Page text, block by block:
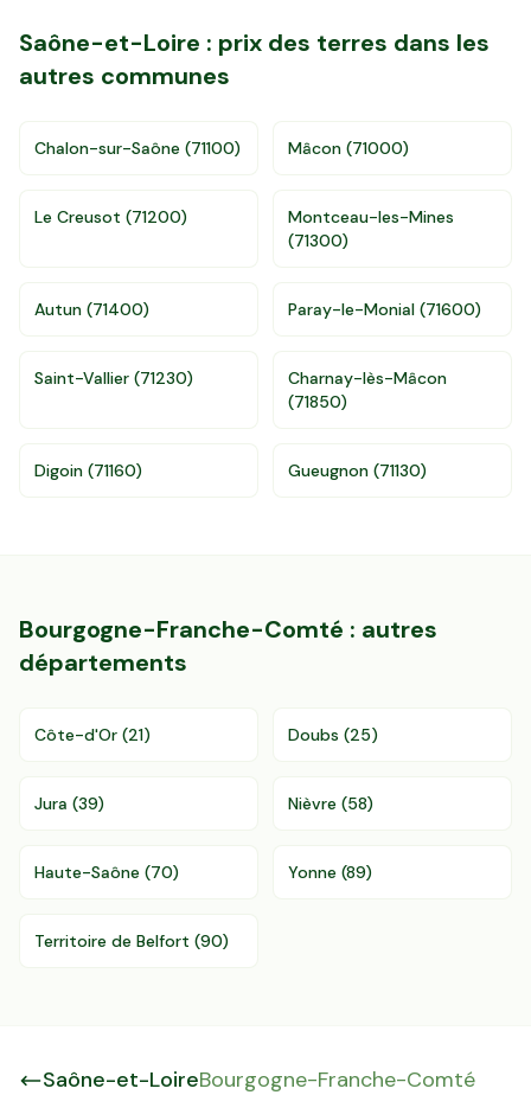
Saône-et-Loire : prix des terres dans les
autres communes
Chalon-sur-Saône (71100) Mâcon (71000)
Le Creusot (71200)
Montceau-les-Mines
(71300)
Autun (71400) Paray-le-Monial (71600)
Saint-Vallier (71230)
Charnay-lès-Mâcon
(71850)
Digoin (71160) Gueugnon (71130)
Bourgogne-Franche-Comté : autres
départements
Côte-d'Or (21) Doubs (25)
Jura (39) Nièvre (58)
Haute-Saône (70) Yonne (89)
Territoire de Belfort (90)
Saône-et-LoireBourgogne-Franche-Comté
Accès gratuit illimité
Donnees de valeurs foncières officielles
96 departements